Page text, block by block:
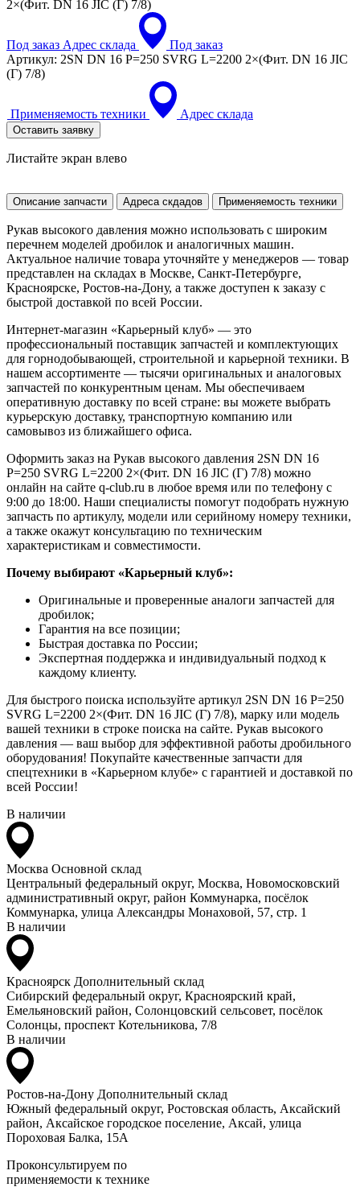
2×(Фит. DN 16 JIC (Г) 7/8)
Под заказ Адрес склада
Под заказ
Артикул: 2SN DN 16 P=250 SVRG L=2200 2×(Фит. DN 16 JIC
(Г) 7/8)
Применяемость техники Адрес склада
Оставить заявку
Листайте экран влево
Описание запчасти Адреса скдадов Применяемость техники
Рукав высокого давления можно использовать с широким
перечнем моделей дробилок и аналогичных машин.
Актуальное наличие товара уточняйте у менеджеров — товар
представлен на складах в Москве, Санкт-Петербурге,
Красноярске, Ростов-на-Дону, а также доступен к заказу с
быстрой доставкой по всей России.
Интернет-магазин «Карьерный клуб» — это
профессиональный поставщик запчастей и комплектующих
для горнодобывающей, строительной и карьерной техники. В
нашем ассортименте — тысячи оригинальных и аналоговых
запчастей по конкурентным ценам. Мы обеспечиваем
оперативную доставку по всей стране: вы можете выбрать
курьерскую доставку, транспортную компанию или
самовывоз из ближайшего офиса.
Оформить заказ на Рукав высокого давления 2SN DN 16
P=250 SVRG L=2200 2×(Фит. DN 16 JIC (Г) 7/8) можно
онлайн на сайте q-club.ru в любое время или по телефону с
9:00 до 18:00. Наши специалисты помогут подобрать нужную
запчасть по артикулу, модели или серийному номеру техники,
а также окажут консультацию по техническим
характеристикам и совместимости.
Почему выбирают «Карьерный клуб»:
Оригинальные и проверенные аналоги запчастей для
дробилок;
Гарантия на все позиции;
Быстрая доставка по России;
Экспертная поддержка и индивидуальный подход к
каждому клиенту.
Для быстрого поиска используйте артикул 2SN DN 16 P=250
SVRG L=2200 2×(Фит. DN 16 JIC (Г) 7/8), марку или модель
вашей техники в строке поиска на сайте. Рукав высокого
давления — ваш выбор для эффективной работы дробильного
оборудования! Покупайте качественные запчасти для
спецтехники в «Карьерном клубе» с гарантией и доставкой по
всей России!
В наличии
Москва Основной склад
Центральный федеральный округ, Москва, Новомосковский
административный округ, район Коммунарка, посёлок
Коммунарка, улица Александры Монаховой, 57, стр. 1
В наличии
Красноярск Дополнительный склад
Сибирский федеральный округ, Красноярский край,
Емельяновский район, Солонцовский сельсовет, посёлок
Солонцы, проспект Котельникова, 7/8
В наличии
Ростов-на-Дону Дополнительный склад
Южный федеральный округ, Ростовская область, Аксайский
район, Аксайское городское поселение, Аксай, улица
Пороховая Балка, 15А
Проконсультируем по
применяемости к технике